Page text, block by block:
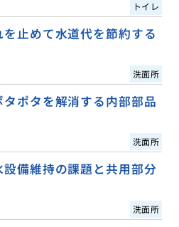
トイレ
止めて水道代を節約する
洗面所
ポタを解消する内部部品
洗面所
備維持の課題と共用部分
洗面所